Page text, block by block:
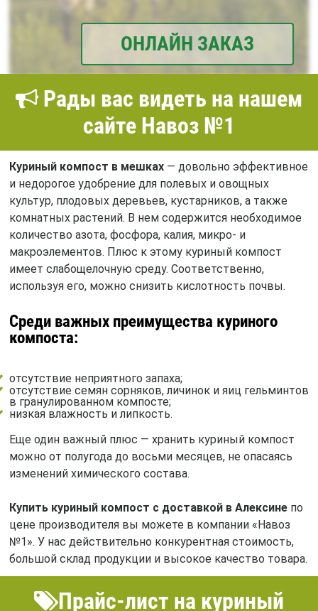
ОНЛАЙН ЗАКАЗ
Рады вас видеть на нашем
сайте Навоз №1
Куриный компост в мешках— довольно эффективное
и недорогое удобрение для полевых и овощных
культур, плодовых деревьев, кустарников, а также
комнатных растений. В нем содержится необходимое
количество азота, фосфора, калия, микро- и
макроэлементов. Плюс к этому куриный компост
имеет слабощелочную среду. Соответственно,
используя его, можно снизить кислотность почвы.
Среди важных преимущества куриного
компоста:
отсутствие неприятного запаха;
отсутствие семян сорняков, личинок и яиц гельминтов
в гранулированном компосте;
низкая влажность и липкость.
Еще один важный плюс — хранить куриный компост
можно от полугода до восьми месяцев, не опасаясь
изменений химического состава.
Купить куриный компост с доставкой в Алексинепо
цене производителя вы можете в компании «Навоз
№1». У нас действительно конкурентная стоимость,
большой склад продукции и высокое качество товара.
Прайс-лист на куриный